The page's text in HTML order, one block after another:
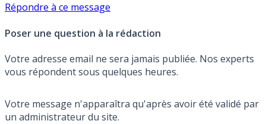
Répondre à ce message
Poser une question à la rédaction
Votre adresse email ne sera jamais publiée. Nos experts
vous répondent sous quelques heures.
Votre message n'apparaîtra qu'après avoir été validé par
un administrateur du site.